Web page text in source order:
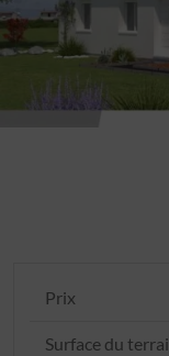
Prix
Surface du